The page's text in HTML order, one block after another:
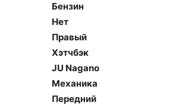
Бензин
Нет
Правый
Хэтчбэк
JU Nagano
Механика
Передний